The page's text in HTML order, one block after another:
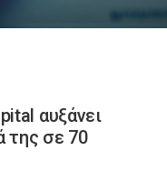
αυξάνει
της σε 70